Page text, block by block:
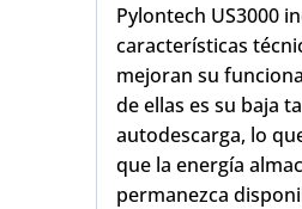
Pylontech US3000
características
mejoran su
de ellas es su baja
autodescarga, lo
que la energía
permanezca